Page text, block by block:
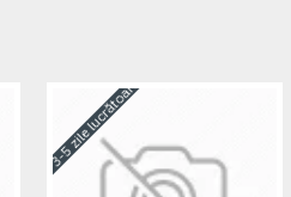
3-5 zile lucrătoare